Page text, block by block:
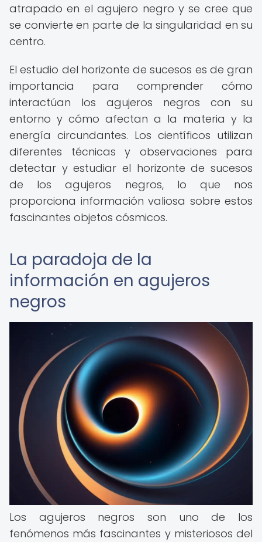
atrapado en el agujero negro y se cree que
se convierte en parte de la singularidad en su
centro.
El estudio del horizonte de sucesos es de gran
importancia para comprender cómo
interactúan los agujeros negros con su
entorno y cómo afectan a la materia y la
energía circundantes. Los científicos utilizan
diferentes técnicas y observaciones para
detectar y estudiar el horizonte de sucesos
de los agujeros negros, lo que nos
proporciona información valiosa sobre estos
fascinantes objetos cósmicos.
La paradoja de la
información en agujeros
negros
Los agujeros negros son uno de los
fenómenos más fascinantes y misteriosos del